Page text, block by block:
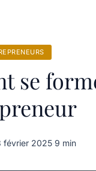
se
février 2025·9 min